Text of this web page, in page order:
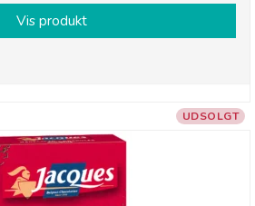
Vis produkt
UDSOLGT